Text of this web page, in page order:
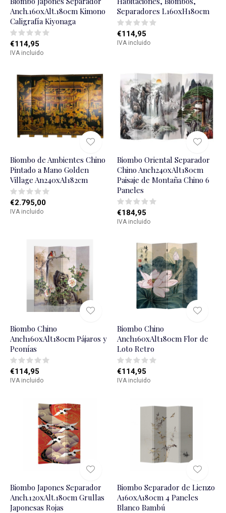
Anch.160xAlt.180cm Kimono
Caligrafía Kiyonaga
€114,95
IVA incluido
Separadores L160xH180cm
€114,95
IVA incluido
Biombo de Ambientes Chino
Pintado a Mano Golden
Village An240xAl182cm
€2.795,00
IVA incluido
Biombo Oriental Separador
Chino Anch240xAlt180cm
Paisaje de Montaña Chino 6
Paneles
€184,95
IVA incluido
Biombo Chino
Anch160xAlt180cm Pájaros y
Peonías
€114,95
IVA incluido
Biombo Chino
Anch160xAlt180cm Flor de
Loto Retro
€114,95
IVA incluido
Biombo Japones Separador
Anch.120xAlt.180cm Grullas
Japonesas Rojas
Biombo Separador de Lienzo
A160xA180cm 4 Paneles
Blanco Bambú